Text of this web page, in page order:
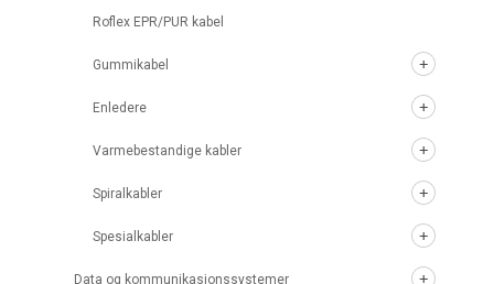
Roflex EPR/PUR kabel
Gummikabel
Enledere
Varmebestandige kabler
Spiralkabler
Spesialkabler
Data og kommunikasjonssystemer